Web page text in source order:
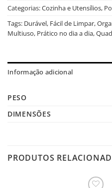
Categorias:Cozinha e Utensílios,
Tags: Durável, Fácil de Limpar,
Multiuso, Prático no dia a dia,
Informação adicional
PESO
DIMENSÕES
PRODUTOS